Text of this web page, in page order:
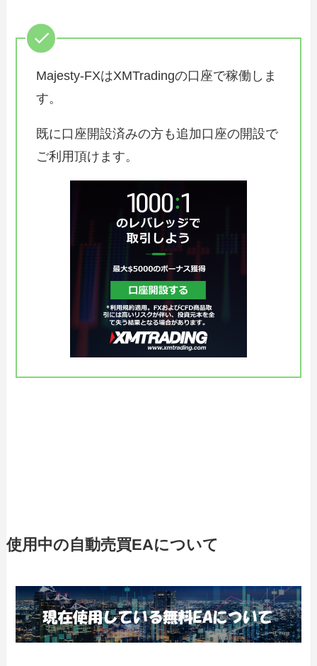
Majesty-FXはXMTradingの口座で稼働しま
す。
既に口座開設済みの方も追加口座の開設で
ご利用頂けます。
使用中の自動売買EAについて